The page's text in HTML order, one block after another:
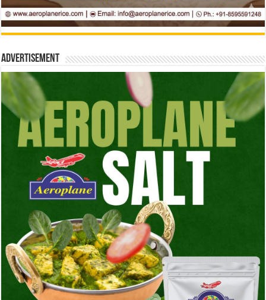
Advertisement